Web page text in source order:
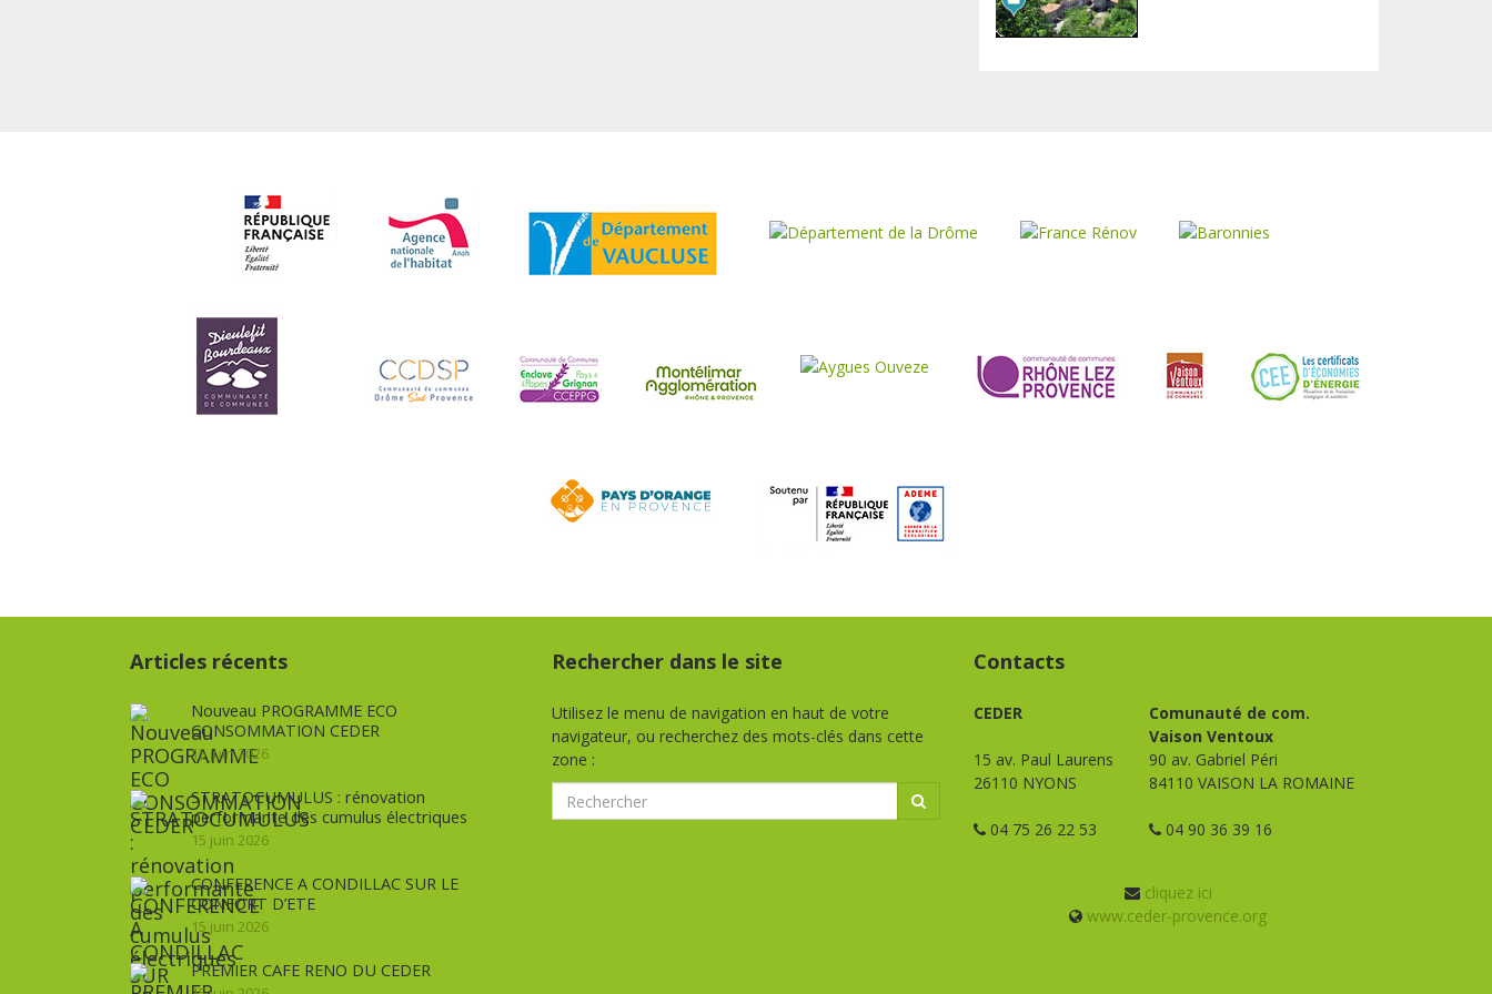
Articles récents
Nouveau PROGRAMME ECO
CONSOMMATION CEDER
15 juin 2026
STRATOCUMULUS : rénovation
performante des cumulus électriques
15 juin 2026
CONFERENCE A CONDILLAC SUR LE
CONFORT D’ETE
15 juin 2026
PREMIER CAFE RENO DU CEDER
Rechercher dans le site
Utilisez le menu de navigation en haut de votre
navigateur, ou recherchez des mots-clés dans cette
zone :
Contacts
CEDER
15 av. Paul Laurens
26110 NYONS
04 75 26 22 53
Comunauté de com.
Vaison Ventoux
90 av. Gabriel Péri
84110 VAISON LA ROMAINE
04 90 36 39 16
cliquez ici
www.ceder-provence.org